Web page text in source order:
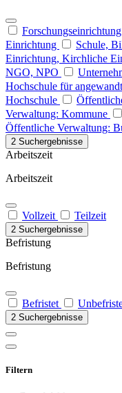
Forschungseinrichtung
Einrichtung
Schule,
Einrichtung, Kirchliche
NGO, NPO
Hochschule für
Hochschule
Verwaltung: Kommune
Öffentliche Verwaltung:
2 Suchergebnisse
Arbeitszeit
Arbeitszeit
Vollzeit Teilzeit
2 Suchergebnisse
Befristung
Befristung
Befristet
2 Suchergebnisse
Filtern